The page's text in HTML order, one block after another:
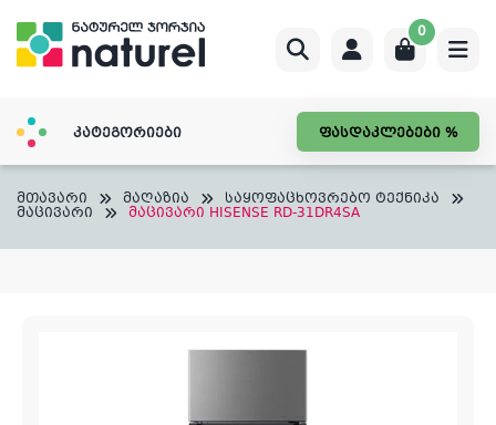
content
0
კატეგორიები ფასდაკლებები %
მთავარი მაღაზია საყოფაცხოვრებო ტექნიკა
მაცივარი მაცივარი HISENSE RD-31DR4SA